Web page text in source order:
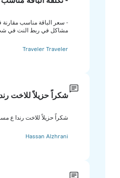
- سعر الباقة مناسب مقارنة في أنها
مشاكل في ربط النت في شب...اقرأ
Traveler Traveler
شكراً حزيلاً للاخت رندا ع
شكراً حزيلاً للاخت رندا ع
Hassan Alzhrani